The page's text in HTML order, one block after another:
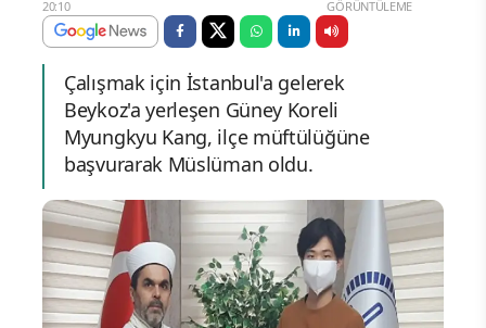
20:10
GÖRÜNTÜLEME
Çalışmak için İstanbul'a gelerek
Beykoz'a yerleşen Güney Koreli
Myungkyu Kang, ilçe müftülüğüne
başvurarak Müslüman oldu.